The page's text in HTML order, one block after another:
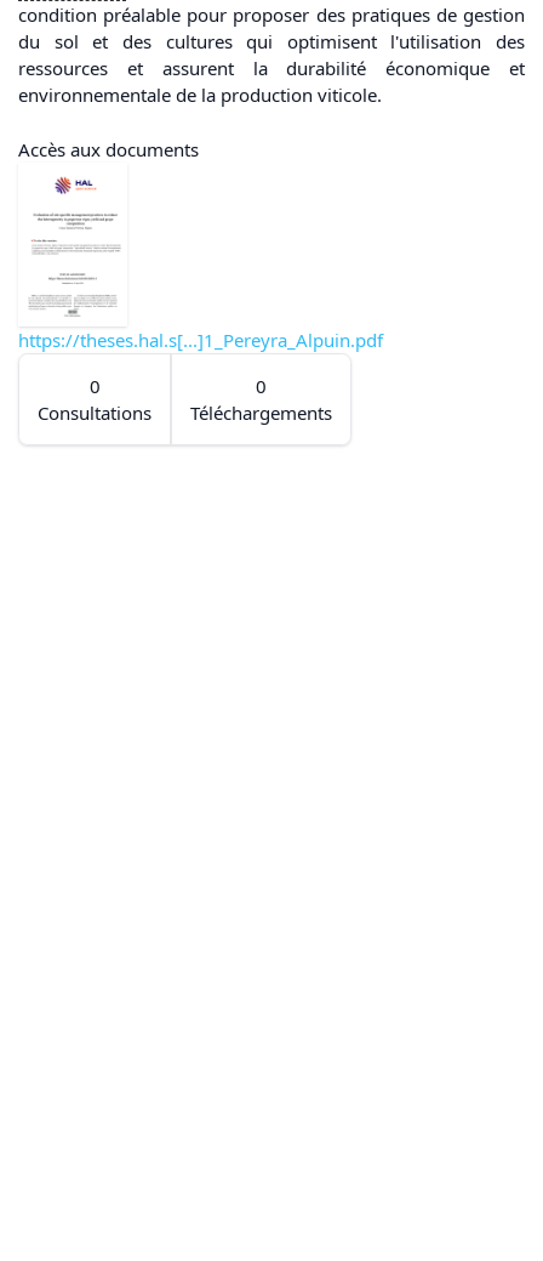
condition préalable pour proposer des pratiques de gestion
du sol et des cultures qui optimisent l'utilisation des
ressources et assurent la durabilité économique et
environnementale de la production viticole.
Accès aux documents
https://theses.hal.s[...]1_Pereyra_Alpuin.pdf
0
Consultations
0
Téléchargements